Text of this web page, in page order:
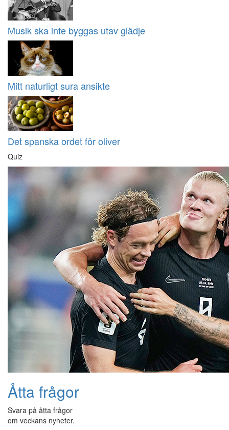
Musik ska inte byggas utav glädje
Mitt naturligt sura ansikte
Det spanska ordet för oliver
Quiz
Åtta frågor
Svara på åtta frågor
om veckans nyheter.